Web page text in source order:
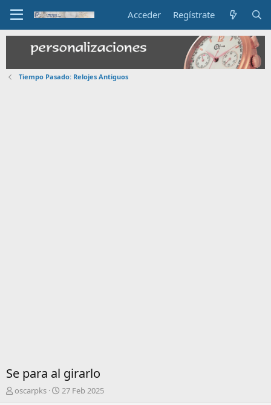
Acceder Regístrate
Tiempo Pasado: Relojes Antiguos
Se para al girarlo
Ioscarpks
F
27 Feb 2025